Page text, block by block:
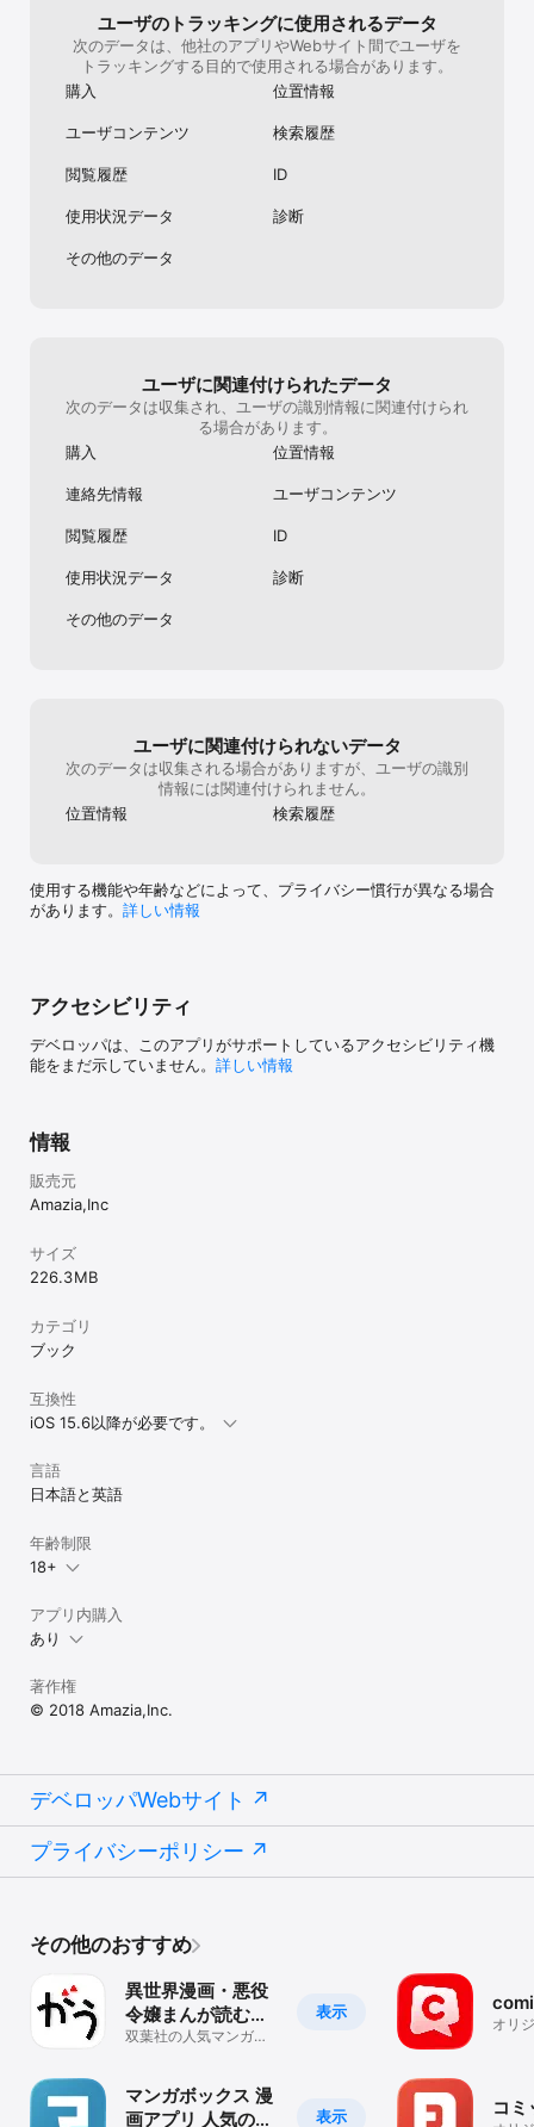
ガ、雑誌と様々なジャンルのコミックを4万冊以上配信中。
毎週更新されるコイン不要の『1冊まるごと無料マンガ』も多数配信
中です！
・ワンピース
・ドラゴンボール
・るろうに剣心
・進撃の巨人
・東京タラレバ娘
・エマージング
など多数
■マンガBANGオリジナルコミック連載開始！
フォックスの威
ダンジョンバトルロワイヤル〜魔王になったので世界統一を目指し
異世界の戦士として国に招かれたけど、断って兵士から始める事に
リンカイ アザレア
最強勇者の弟子育成計画
ゴブリンアイランド
苛烈な聖女様
ご利用上の問題点や改善希望がございましたら下記問合せまでご連
ユーザのトラッキングに使用されるデータ
次のデータは、他社のアプリやWebサイト間でユーザを
トラッキングする目的で使用される場合があります。
購入
位置情報
ユーザコンテンツ 検索履歴
閲覧履歴 ID
使用状況データ 診断
その他のデータ
ユーザに関連付けられたデータ
次のデータは収集され、ユーザの識別情報に関連付けられ
る場合があります。
購入
位置情報
連絡先情報 ユーザコンテンツ
閲覧履歴 ID
使用状況データ 診断
その他のデータ
ユーザに関連付けられないデータ
次のデータは収集される場合がありますが、ユーザの識別
情報には関連付けられません。
位置情報
検索履歴
使用する機能や年齢などによって、プライバシー慣行が異なる場合
があります。 詳しい情報
アクセシビリティ
デベロッパは、このアプリがサポートしているアクセシビリティ機
能をまだ示していません。 詳しい情報
情報
販売元
Amazia,Inc
サイズ
226.3 MB
カテゴリ
ブック
互換性
iOS 15.6以降が必要です。
言語
日本語と英語
年齢制限
18+
アプリ内購入
あり
著作権
© 2018 Amazia,Inc.
デベロッパWebサイト
プライバシーポリシー
その他のおすすめ
表示
異世界漫画・悪役
令嬢まんが読むな
ら『マンガがうが
双葉社の人気マンガを
表示
マンガボックス 漫
画アプリ 人気のマ
オリ
コミ